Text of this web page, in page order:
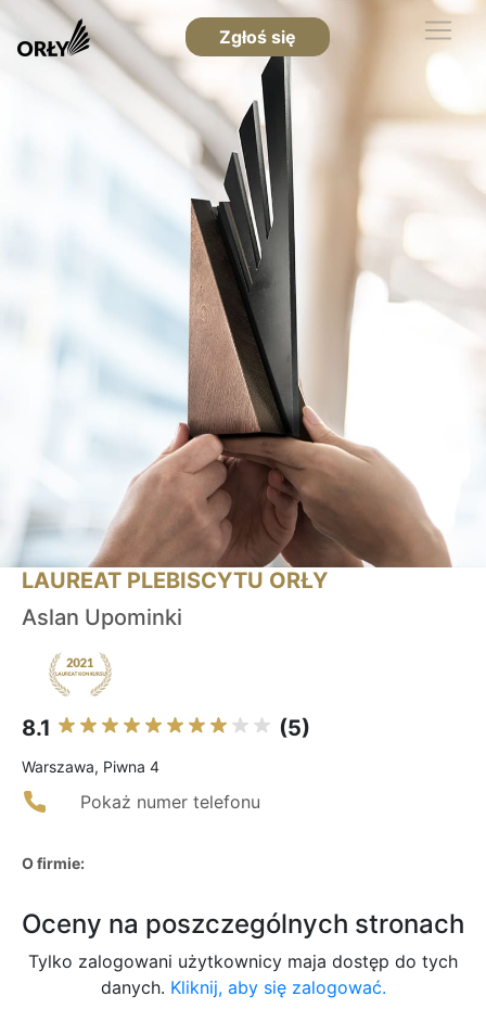
Zgłoś się
LAUREAT PLEBISCYTU ORŁY
Aslan Upominki
8.1 (5)
Warszawa, Piwna 4
Pokaż numer telefonu
O firmie:
Oceny na poszczególnych stronach
Tylko zalogowani użytkownicy maja dostęp do tych
danych. Kliknij, aby się zalogować.